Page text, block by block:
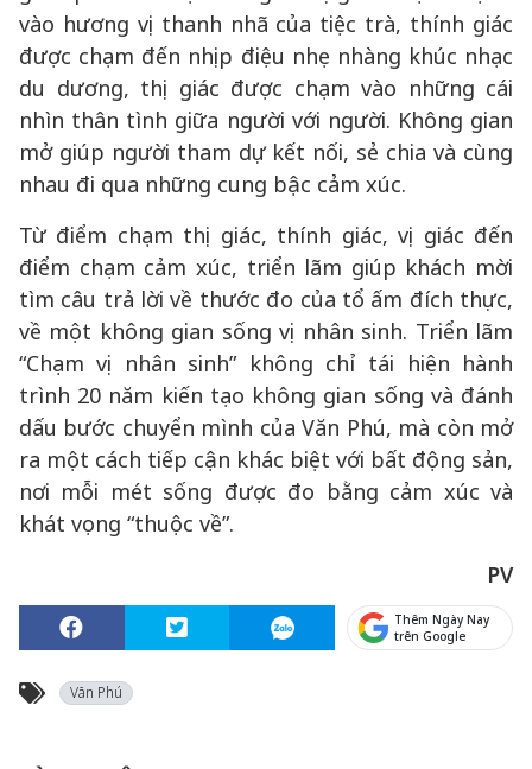
vào hương vị thanh nhã của tiệc trà, thính giác
được chạm đến nhịp điệu nhẹ nhàng khúc nhạc
du dương, thị giác được chạm vào những cái
nhìn thân tình giữa người với người. Không gian
mở giúp người tham dự kết nối, sẻ chia và cùng
nhau đi qua những cung bậc cảm xúc.
Từ điểm chạm thị giác, thính giác, vị giác đến
điểm chạm cảm xúc, triển lãm giúp khách mời
tìm câu trả lời về thước đo của tổ ấm đích thực,
về một không gian sống vị nhân sinh. Triển lãm
“Chạm vị nhân sinh” không chỉ tái hiện hành
trình 20 năm kiến tạo không gian sống và đánh
dấu bước chuyển mình của Văn Phú, mà còn mở
ra một cách tiếp cận khác biệt với bất động sản,
nơi mỗi mét sống được đo bằng cảm xúc và
khát vọng “thuộc về”.
PV
Thêm Ngày Nay
trên Google
Văn Phú